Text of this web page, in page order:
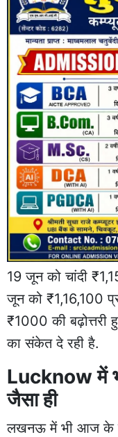
19 जून को चांदी
जून को ₹1,16,100
₹1000 की
का संकेत दे रही है.
Lucknow में
जैसा ही
लखनऊ में भी आज के